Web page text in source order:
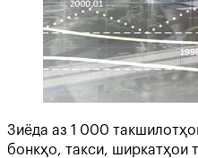
Зиёда аз 1 000
бонкҳо, такси, ширкатҳои